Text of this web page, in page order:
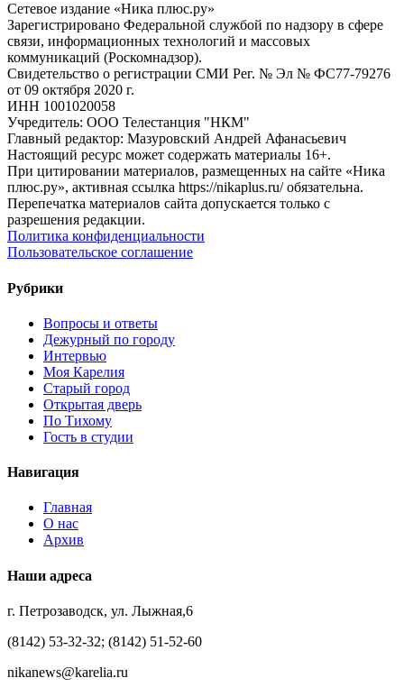
Сетевое издание «Ника плюс.ру»
Зарегистрировано Федеральной службой по надзору в сфере
связи, информационных технологий и массовых
коммуникаций (Роскомнадзор).
Свидетельство о регистрации СМИ Рег. № Эл № ФС77-79276
от 09 октября 2020 г.
ИНН 1001020058
Учредитель: ООО Телестанция "НКМ"
Главный редактор: Мазуровский Андрей Афанасьевич
Настоящий ресурс может содержать материалы 16+.
При цитировании материалов, размещенных на сайте «Ника
плюс.ру», активная ссылка https://nikaplus.ru/ обязательна.
Перепечатка материалов сайта допускается только с
разрешения редакции.
Политика конфиденциальности
Пользовательское соглашение
Рубрики
Вопросы и ответы
Дежурный по городу
Интервью
Моя Карелия
Старый город
Открытая дверь
По Тихому
Гость в студии
Навигация
Главная
О нас
Архив
Наши адреса
г. Петрозаводск, ул. Лыжная,6
(8142) 53-32-32; (8142) 51-52-60
nikanews@karelia.ru